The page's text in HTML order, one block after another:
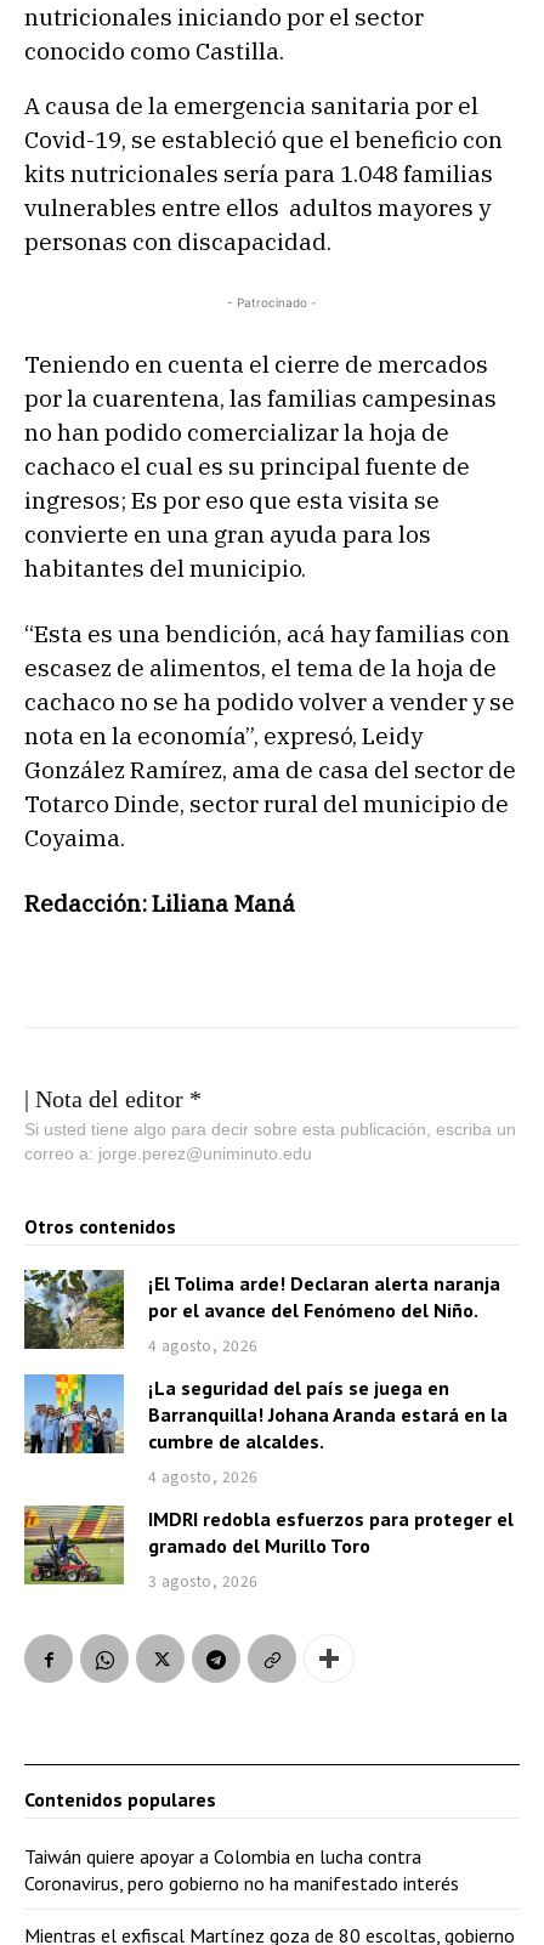
nutricionales iniciando por el sector
conocido como Castilla.
A causa de la emergencia sanitaria por el
Covid-19, se estableció que el beneficio con
kits nutricionales sería para 1.048 familias
vulnerables entre ellos adultos mayores y
personas con discapacidad.
- Patrocinado -
Teniendo en cuenta el cierre de mercados
por la cuarentena, las familias campesinas
no han podido comercializar la hoja de
cachaco el cual es su principal fuente de
ingresos; Es por eso que esta visita se
convierte en una gran ayuda para los
habitantes del municipio.
“Esta es una bendición, acá hay familias con
escasez de alimentos, el tema de la hoja de
cachaco no se ha podido volver a vender y se
nota en la economía”, expresó, Leidy
González Ramírez, ama de casa del sector de
Totarco Dinde, sector rural del municipio de
Coyaima.
Redacción: Liliana Maná
| Nota del editor *
Si usted tiene algo para decir sobre esta publicación, escriba un
correo a: jorge.perez@uniminuto.edu
Otros contenidos
¡El Tolima arde! Declaran alerta naranja
por el avance del Fenómeno del Niño.
4 agosto, 2026
¡La seguridad del país se juega en
Barranquilla! Johana Aranda estará en la
cumbre de alcaldes.
4 agosto, 2026
IMDRI redobla esfuerzos para proteger el
gramado del Murillo Toro
3 agosto, 2026
Contenidos populares
Taiwán quiere apoyar a Colombia en lucha contra
Coronavirus, pero gobierno no ha manifestado interés
Mientras el exfiscal Martínez goza de 80 escoltas, gobierno